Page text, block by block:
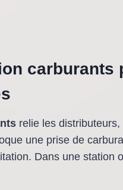
relie les
une prise de
Dans une station